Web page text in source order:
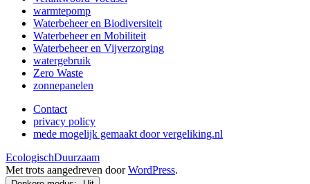
warmtepomp
Waterbeheer en Biodiversiteit
Waterbeheer en Mobiliteit
Waterbeheer en Vijverzorging
watergebruik
Zero Waste
zonnepanelen
Contact
privacy policy
mede mogelijk gemaakt door vergeliking.nl
EcologischDuurzaam
Met trots aangedreven doorWordPress.